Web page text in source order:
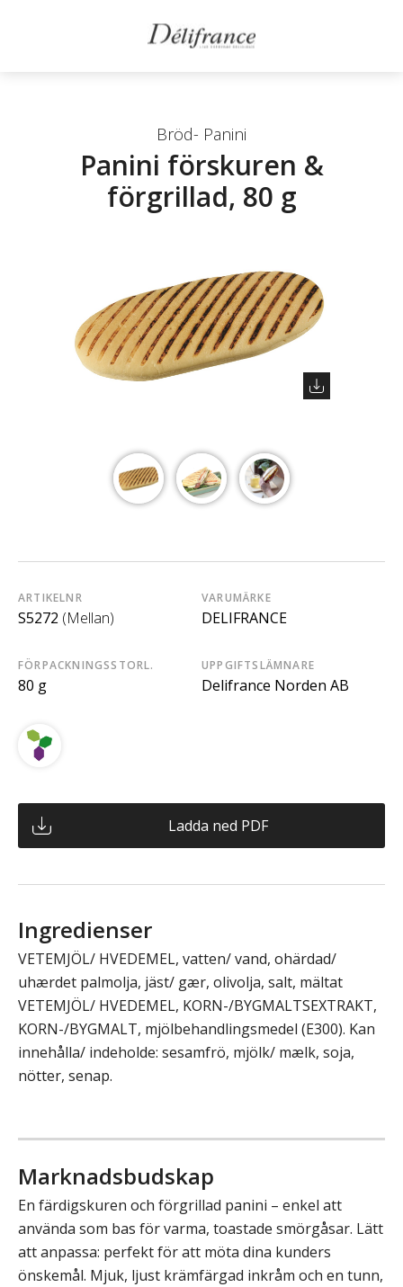
Bröd- Panini
Panini förskuren &
förgrillad, 80 g
ARTIKELNR
S5272 (Mellan)
VARUMÄRKE
DELIFRANCE
FÖRPACKNINGSSTORL.
80 g
UPPGIFTSLÄMNARE
Delifrance Norden AB
Ladda ned PDF
Ingredienser
VETEMJÖL/ HVEDEMEL, vatten/ vand, ohärdad/
uhærdet palmolja, jäst/ gær, olivolja, salt, mältat
VETEMJÖL/ HVEDEMEL, KORN-/BYGMALTSEXTRAKT,
KORN-/BYGMALT, mjölbehandlingsmedel (E300). Kan
innehålla/ indeholde: sesamfrö, mjölk/ mælk, soja,
nötter, senap.
Marknadsbudskap
En färdigskuren och förgrillad panini – enkel att
använda som bas för varma, toastade smörgåsar. Lätt
att anpassa: perfekt för att möta dina kunders
önskemål. Mjuk, ljust krämfärgad inkråm och en tunn,